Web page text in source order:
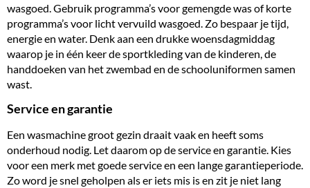
wasgoed. Gebruik programma’s voor gemengde was of korte
programma’s voor licht vervuild wasgoed. Zo bespaar je tijd,
energie en water. Denk aan een drukke woensdagmiddag
waarop je in één keer de sportkleding van de kinderen, de
handdoeken van het zwembad en de schooluniformen samen
wast.
Service en garantie
Een wasmachine groot gezin draait vaak en heeft soms
onderhoud nodig. Let daarom op de service en garantie. Kies
voor een merk met goede service en een lange garantieperiode.
Zo word je snel geholpen als er iets mis is en zit je niet lang